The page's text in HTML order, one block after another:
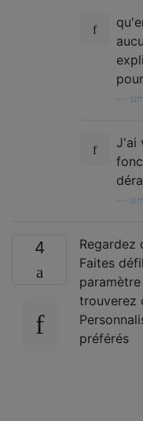
J'ai
4
Regardez
Faites
trouverez
préférés